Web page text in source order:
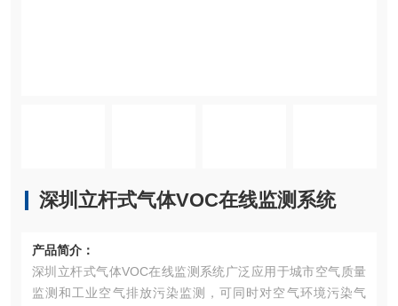
深圳立杆式气体VOC在线监测系统
产品简介：
深圳立杆式气体VOC在线监测系统广泛应用于城市空气质量
监测和工业空气排放污染监测，可同时对空气环境污染气